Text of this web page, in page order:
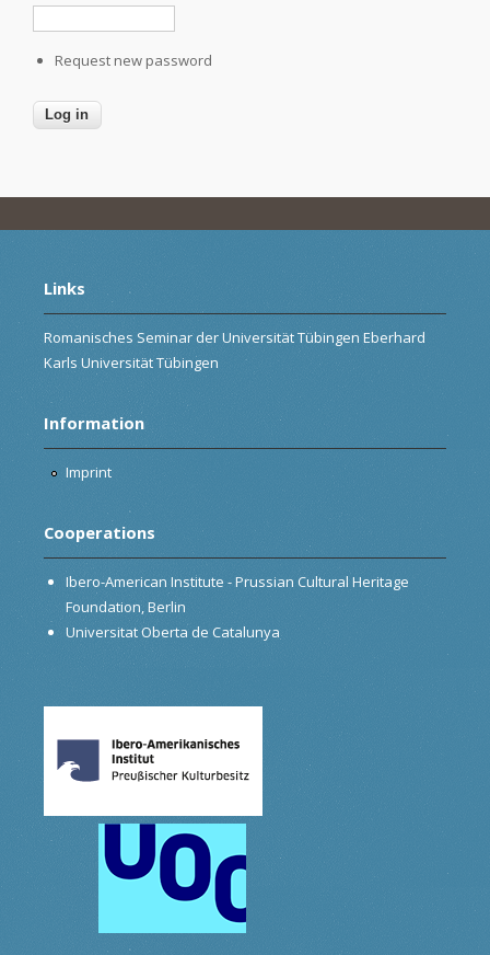
Request new password
Links
Romanisches Seminar der Universität Tübingen Eberhard
Karls Universität Tübingen
Information
Imprint
Cooperations
Ibero-American Institute - Prussian Cultural Heritage
Foundation, Berlin
Universitat Oberta de Catalunya